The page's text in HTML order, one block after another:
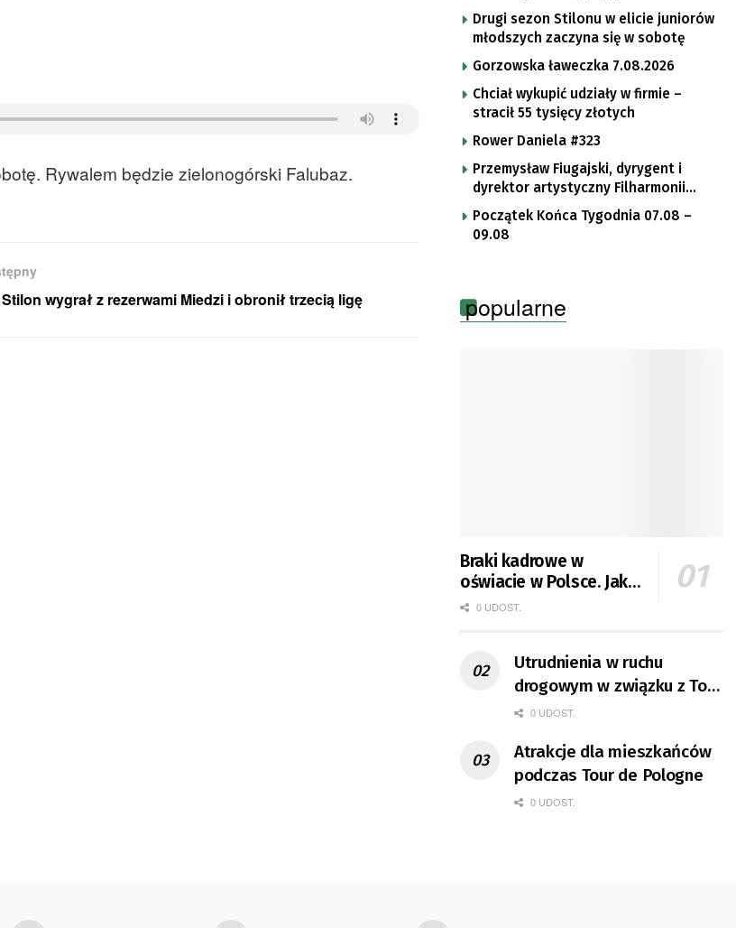
Rywalem będzie zielonogórski Falubaz.
Stilon wygrał z rezerwami Miedzi i obronił trzecią ligę
Drugi sezon Stilonu w elicie juniorów
młodszych zaczyna się w sobotę
Gorzowska ławeczka 7.08.2026
Chciał wykupić udziały w firmie –
stracił 55 tysięcy złotych
Rower Daniela #323
Przemysław Fiugajski, dyrygent i
dyrektor artystyczny Filharmonii
Gorzowskiej
Początek Końca Tygodnia 07.08 –
09.08
popularne
Braki kadrowe w
oświacie w Polsce. Jak
jest w Gorzowie?
0 UDOST.
Utrudnienia w ruchu
drogowym w związku z Tour
de Pologne
0 UDOST.
Atrakcje dla mieszkańców
podczas Tour de Pologne
0 UDOST.